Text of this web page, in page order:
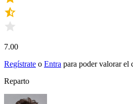
7.00
Regístrate o Entra para poder valorar el
Reparto